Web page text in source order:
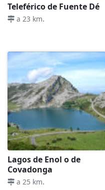
Teleférico de Fuente Dé
a 23 km.
Lagos de Enol o de
Covadonga
a 25 km.